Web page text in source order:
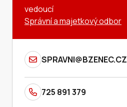
vedoucí
Správní a majetkový odbor
SPRAVNI@BZENEC.CZ
725 891 379